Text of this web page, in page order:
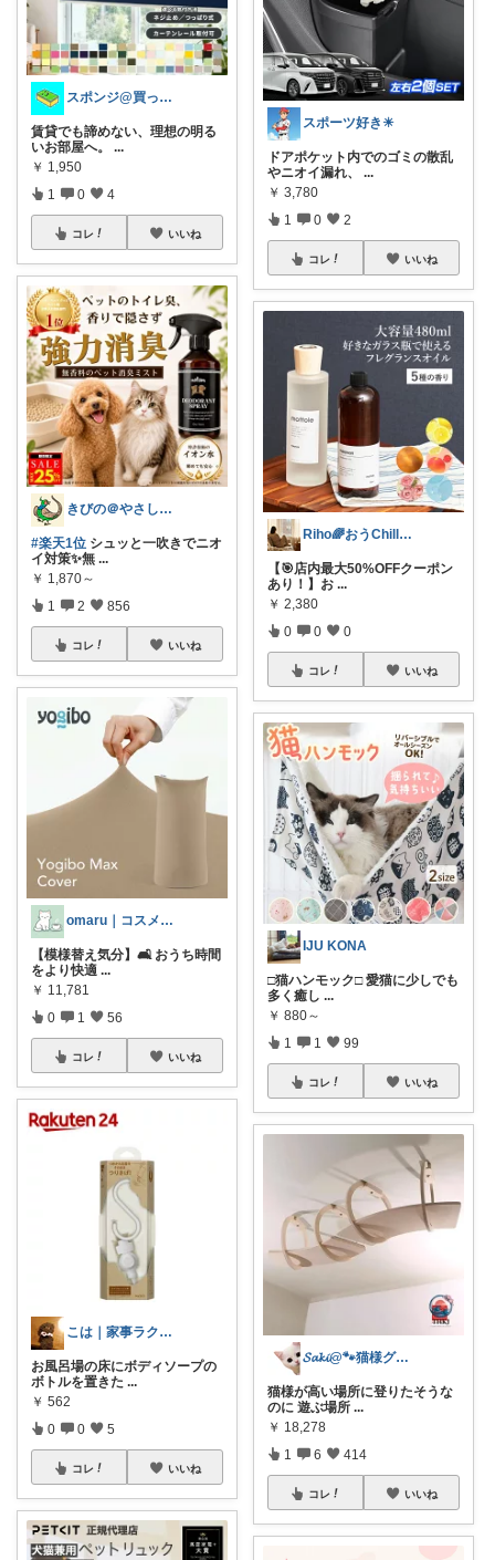
スポンジ@買ってくれてありがとう！
賃貸でも諦めない、理想の明る
いお部屋へ。 ...
￥ 1,950
1 0 4
コレ いいね
きびの＠やさしさで暮らしをデザイン
#楽天1位 シュッと一吹きでニオ
イ対策✨無 ...
￥ 1,870～
1 2 856
コレ いいね
omaru｜コスメと大人女子の暮らし
【模様替え気分】🛋️ おうち時間
をより快適 ...
￥ 11,781
0 1 56
コレ いいね
こは｜家事ラクと暮らしの趣味↗️楽天市場
お風呂場の床にボディソープの
ボトルを置きた ...
￥ 562
0 0 5
コレ いいね
スポーツ好き☀
ドアポケット内でのゴミの散乱
やニオイ漏れ、
...
￥ 3,780
1 0 2
コレ いいね
Riho🌈おうChill★グッズ
【🎯店内最大50%OFFクーポン
あり！】お ...
￥ 2,380
0 0 0
コレ いいね
IJU KONA
□猫ハンモック□ 愛猫に少しでも
多く癒し ...
￥ 880～
1 1 99
コレ いいね
𝓢𝓪𝓴𝓲@🐾猫様グッズ紹介🐾
猫様が高い場所に登りたそうな
のに 遊ぶ場所 ...
￥ 18,278
1 6 414
コレ いいね